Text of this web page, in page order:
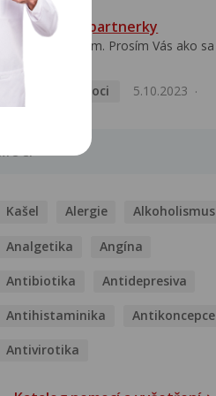
HPV typ 52 u partnerky
Dobrý deň prajem. Prosím Vás ako sa
Pohlavní nemoci
5.10.2023
Kašel Alergie Alkoholismus
Analgetika Angína
Antibiotika Antidepresiva
Antihistaminika Antikoncepce
Antivirotika